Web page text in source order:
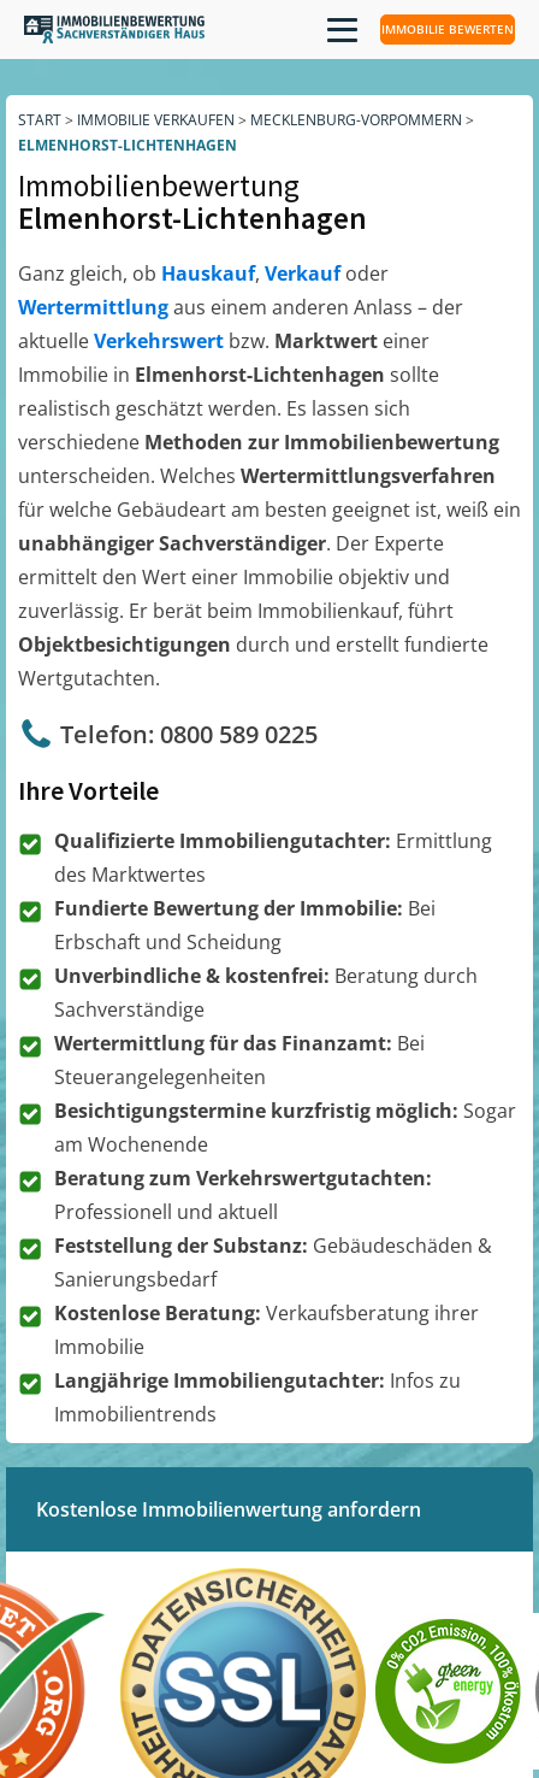
IMMOBILIE BEWERTEN
START> IMMOBILIE VERKAUFEN > MECKLENBURG-VORPOMMERN >
ELMENHORST-LICHTENHAGEN
Immobilienbewertung
Elmenhorst-Lichtenhagen
Ganz gleich, ob Hauskauf, Verkaufoder
Wertermittlungaus einem anderen Anlass – der
aktuelleVerkehrswert bzw. Marktwert einer
Immobilie in Elmenhorst-Lichtenhagen sollte
realistisch geschätzt werden. Es lassen sich
verschiedene Methoden zur Immobilienbewertung
unterscheiden. Welches Wertermittlungsverfahren
für welche Gebäudeart am besten geeignet ist, weiß ein
unabhängiger Sachverständiger. Der Experte
ermittelt den Wert einer Immobilie objektiv und
zuverlässig. Er berät beim Immobilienkauf, führt
Objektbesichtigungen durch und erstellt fundierte
Wertgutachten.
Telefon: 0800 589 0225
Ihre Vorteile
Qualifizierte Immobiliengutachter: Ermittlung
des Marktwertes
Fundierte Bewertung der Immobilie: Bei
Erbschaft und Scheidung
Unverbindliche & kostenfrei: Beratung durch
Sachverständige
Wertermittlung für das Finanzamt: Bei
Steuerangelegenheiten
Besichtigungstermine kurzfristig möglich: Sogar
am Wochenende
Beratung zum Verkehrswertgutachten:
Professionell und aktuell
Feststellung der Substanz: Gebäudeschäden &
Sanierungsbedarf
Kostenlose Beratung: Verkaufsberatung ihrer
Immobilie
Langjährige Immobiliengutachter: Infos zu
Immobilientrends
Kostenlose Immobilienwertung anfordern